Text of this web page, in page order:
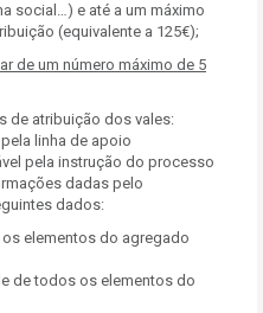
social…) e até a um máximo
(equivalente a 125€);
de um número máximo de 5
de atribuição dos vales:
linha de apoio
pela instrução do processo
dadas pelo
dados:
elementos do agregado
de todos os elementos do